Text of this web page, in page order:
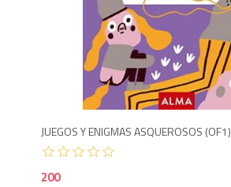
JUEGOS Y ENIGMAS ASQUEROSOS (OF1)
200